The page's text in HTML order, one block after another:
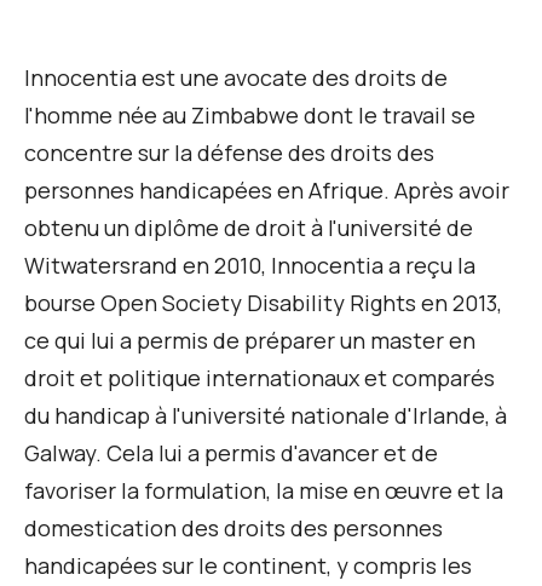
Innocentia est une avocate des droits de
l'homme née au Zimbabwe dont le travail se
concentre sur la défense des droits des
personnes handicapées en Afrique. Après avoir
obtenu un diplôme de droit à l'université de
Witwatersrand en 2010, Innocentia a reçu la
bourse Open Society Disability Rights en 2013,
ce qui lui a permis de préparer un master en
droit et politique internationaux et comparés
du handicap à l'université nationale d'Irlande, à
Galway. Cela lui a permis d'avancer et de
favoriser la formulation, la mise en œuvre et la
domestication des droits des personnes
handicapées sur le continent, y compris les